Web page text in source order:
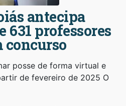
antecipa
631 professores
concurso
posse de forma virtual e
de fevereiro de 2025 O